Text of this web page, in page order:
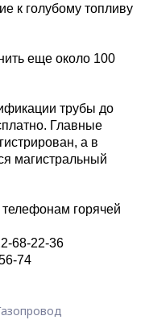
к голубому топливу
еще около 100
трубы до
Главные
а в
магистральный
горячей
68-22-36
74